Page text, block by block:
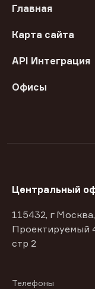
Главная
Карта сайта
API Интеграция
Офисы
Центральный
115432, г
Проектируемый
стр 2
Телефоны